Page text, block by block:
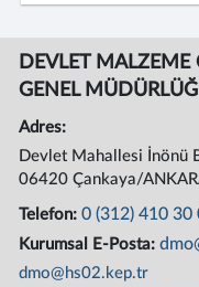
DEVLET MALZEME
GENEL
Adres:
Devlet Mahallesi İnönü
06420 Çankaya/
Telefon:0 (312) 410 30
Kurumsal E-Posta:
dmo@hs02.kep.tr